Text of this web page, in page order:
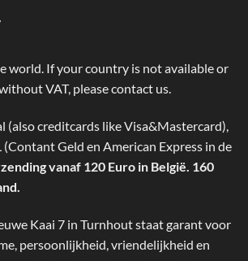
world. If your country is not available or
VAT, please contact us.
(also creditcards like Visa&Mastercard),
Geld en American Express in de
vanaf 120 Euro in België. 160
Kaai 7 in Turnhout staat garant voor
persoonlijkheid, vriendelijkheid en